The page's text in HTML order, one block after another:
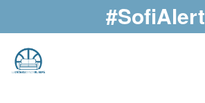
al
contenido
#SofiAlert
La